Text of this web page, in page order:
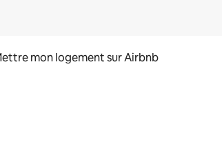
mon logement sur Airbnb